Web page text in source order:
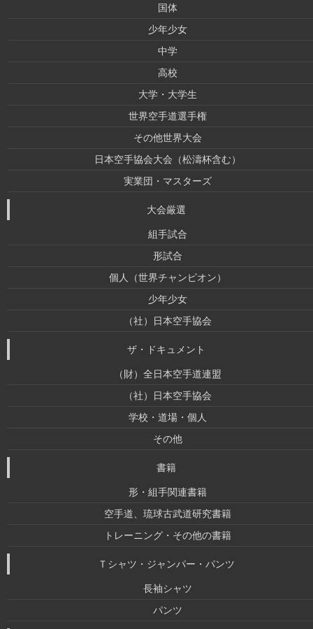
国体
少年少女
中学
高校
大学・大学生
世界空手道選手権
その他世界大会
日本空手協会大会（松濤杯含む）
実業団・マスターズ
大会厳選
組手試合
形試合
個人（世界チャンピオン）
少年少女
（社）日本空手協会
ザ・ドキュメント
（財）全日本空手道連盟
（社）日本空手協会
学校・道場・個人
その他
書籍
形・組手関連書籍
空手道、琉球古武道研究書籍
トレーニング・その他の書籍
Ｔシャツ・ジャンパー・パンツ
長袖シャツ
パンツ